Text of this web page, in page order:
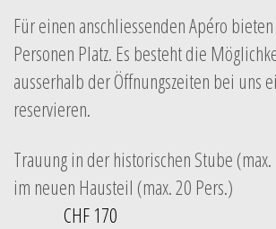
Für einen anschliessenden Apéro
Personen Platz. Es besteht die
ausserhalb der Öffnungszeiten bei uns
reservieren.
Trauung in der historischen Stube (max.
im neuen Hausteil
CHF 170